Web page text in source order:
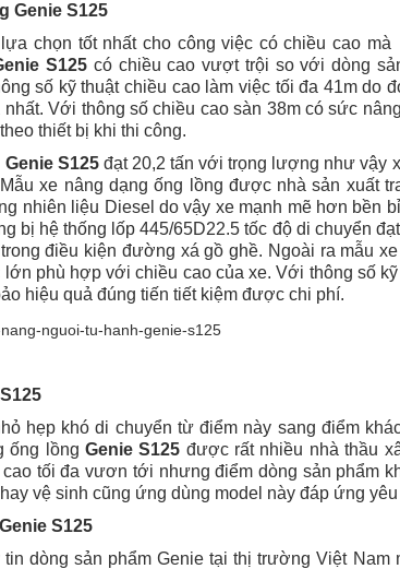
Genie S125
chọn tốt nhất cho công việc có chiều cao mà
S125 có chiều cao vượt trội so với dòng
số kỹ thuật chiều cao làm việc tối đa 41m do
Với thông số chiều cao sàn 38m có sức nâng
thiết bị khi thi công.
Genie S125 đạt 20,2 tấn với trọng lượng như vậy
xe nâng dạng ống lồng được nhà sản xuất
nhiên liệu Diesel do vậy xe mạnh mẽ hơn bền
bị hệ thống lốp 445/65D22.5 tốc độ di chuyển
điều kiện đường xá gồ ghề. Ngoài ra mẫu
phù hợp với chiều cao của xe. Với thông số
hiệu quả đúng tiến tiết kiệm được chi phí.
hẹp khó di chuyển từ điểm này sang điểm
ống lồng Genie S125 được rất nhiều nhà thầu
tối đa vươn tới nhưng điểm dòng sản phẩm
vệ sinh cũng ứng dùng model này đáp ứng
S125
dòng sản phẩm Genie tại thị trường Việt Nam